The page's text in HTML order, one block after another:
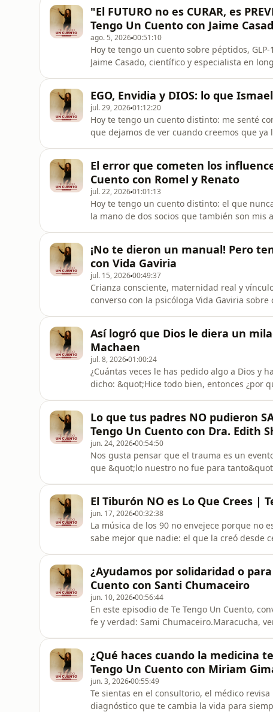
"El FUTURO no es CURAR, es
Tengo Un Cuento con Jaime
ago. 5, 202600:51:10
Hoy te tengo un cuento sobre péptidos,
Jaime Casado, científico y especialista en
sufrimos al envejecer06:
EGO, Envidia y DIOS: lo que
jul. 29, 202601:12:20
Hoy te tengo un cuento distinto: me senté
que dejamos de ver cuando creemos que
06:13 | Qué es r
El error que cometen los
Cuento con Romel y Renato
jul. 22, 202601:01:13
Hoy te tengo un cuento distinto: el que
la mano de dos socios que también son mis
50&quot;14:04 | El café en
¡No te dieron un manual! Pero
con Vida Gaviria
jul. 15, 202600:49:37
Crianza consciente, maternidad real y
converso con la psicóloga Vida Gaviria
video de mi hija que me rompió03:
Así logró que Dios le diera un
Machaen
jul. 8, 202601:00:24
¿Cuántas veces le has pedido algo a Dios y
dicho: &quot;Hice todo bien, entonces ¿por
gente con más suerte
Lo que tus padres NO pudieron
Tengo Un Cuento con Dra. Edith
jun. 24, 202600:54:50
Nos gusta pensar que el trauma es un
que &quot;lo nuestro no fue para
vez será diferente
El Tiburón NO es Lo Que Crees |
jun. 17, 202600:32:38
La música de los 90 no envejece porque no
sabe mejor que nadie: el que la creó desde
alma, la fe ni la
¿Ayudamos por solidaridad o
Cuento con Santi Chumaceiro
jun. 10, 202600:56:44
En este episodio de Te Tengo Un Cuento,
fe y verdad: Sami Chumaceiro.Maracucha,
chispa un 19 de octubre de 2
¿Qué haces cuando la medicina
Tengo Un Cuento con Miriam
jun. 3, 202600:55:49
Te sientas en el consultorio, el médico
diagnóstico que te cambia la vida para